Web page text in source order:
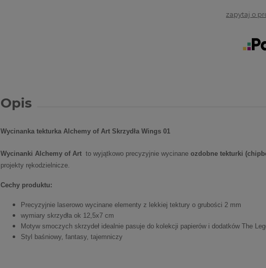
zapytaj o
Opis
Wycinanka tekturka Alchemy of Art Skrzydła Wings 01
Wycinanki Alchemy of Art to wyjątkowo precyzyjnie wycinane ozdobne tekturki
projekty rękodzielnicze.
Cechy produktu:
Precyzyjnie laserowo wycinane elementy z lekkiej tektury o grubości 2 mm
wymiary skrzydła ok 12,5x7 cm
Motyw smoczych skrzydeł idealnie pasuje do kolekcji papierów i dodatków The
Styl baśniowy, fantasy, tajemniczy